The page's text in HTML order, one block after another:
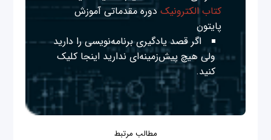
کتاب الکترونیک دوره مقدماتی آموزش
پایتون
اگر قصد یادگیری برنامه‌نویسی را دارید
ولی هیچ پیش‌زمینه‌ای نداریداینجا کلیک
کنید.
مطالب مرتبط